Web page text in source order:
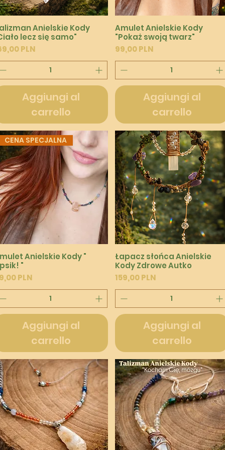
Vista rapida
Anielskie Kody
lecz się samo"
PLN
Aggiungi al
carrello
Vista rapida
Amulet Anielskie Kody
"Pokaż swoją twarz"
Prezzo
99,00 PLN
Aggiungi al
carrello
Vista rapida
CENA SPECJALNA
Anielskie Kody "
"
PLN
Aggiungi al
carrello
Vista rapida
Łapacz słońca Anielskie
Kody Zdrowe Autko
Prezzo
159,00 PLN
Aggiungi al
carrello